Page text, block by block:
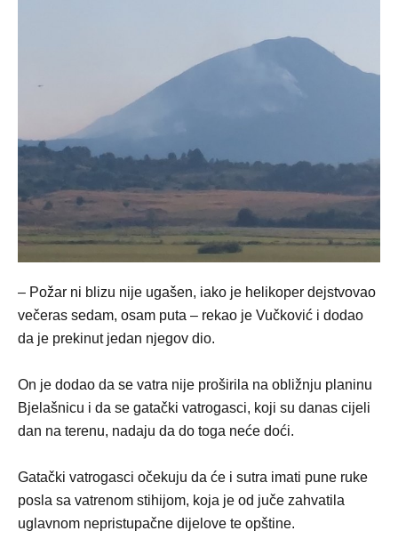
– Požar ni blizu nije ugašen, iako je helikoper dejstvovao
večeras sedam, osam puta – rekao je Vučković i dodao
da je prekinut jedan njegov dio.
On je dodao da se vatra nije proširila na obližnju planinu
Bjelašnicu i da se gatački vatrogasci, koji su danas cijeli
dan na terenu, nadaju da do toga neće doći.
Gatački vatrogasci očekuju da će i sutra imati pune ruke
posla sa vatrenom stihijom, koja je od juče zahvatila
uglavnom nepristupačne dijelove te opštine.